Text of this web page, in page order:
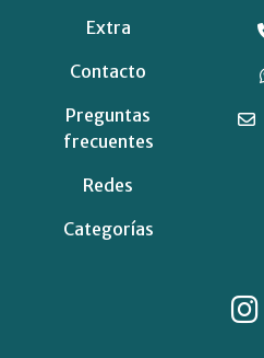
Extra
Contacto
Preguntas
frecuentes
Redes
Categorías